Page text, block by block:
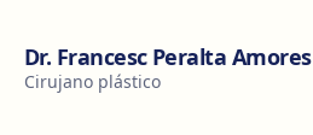
Dr. Francesc Peralta Amores
Cirujano plástico